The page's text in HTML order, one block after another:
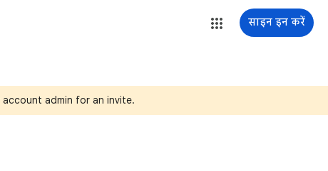
साइन इन करें
admin for an invite.